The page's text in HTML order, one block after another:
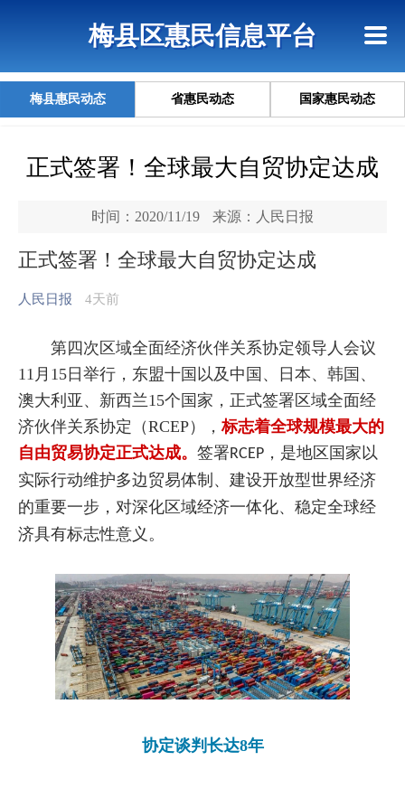
查询指引梅县区惠民信息平台
梅县惠民动态 省惠民动态 国家惠民动态
正式签署！全球最大自贸协定达成
时间：2020/11/19 来源：人民日报
正式签署！全球最大自贸协定达成
人民日报 4天前
第四次区域全面经济伙伴关系协定领导人会议
11月15日举行，东盟十国以及中国、日本、韩国、
澳大利亚、新西兰15个国家，正式签署区域全面经
济伙伴关系协定（RCEP），标志着全球规模最大的
自由贸易协定正式达成。 签署RCEP，是地区国家以
实际行动维护多边贸易体制、建设开放型世界经济
的重要一步，对深化区域经济一体化、稳定全球经
济具有标志性意义。
协定谈判长达8年